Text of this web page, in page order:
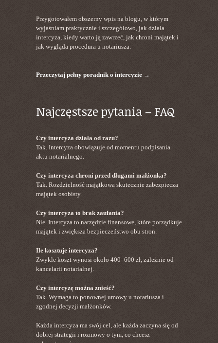
Przygotowałem obszerny wpis na blogu, w którym
wyjaśniam praktycznie i szczegółowo, jak działa
intercyza, kiedy warto ją zawrzeć, jak chroni majątek i
jak wygląda procedura u notariusza.
Przeczytaj pełny poradnik o intercyzie →
Najczęstsze pytania – FAQ
Czy intercyza działa od razu?
Tak. Intercyza obowiązuje od momentu podpisania
aktu notarialnego.
Czy intercyza chroni przed długami małżonka?
Tak. Rozdzielność majątkowa skutecznie zabezpiecza
majątek osobisty.
Czy intercyza to brak zaufania?
Nie. Intercyza to narzędzie finansowe, które porządkuje
majątek i zwiększa bezpieczeństwo obu stron.
Ile kosztuje intercyza?
Zwykle koszt wynosi około 400–600 zł, zależnie od
kancelarii notarialnej.
Czy intercyzę można znieść?
Tak. Wymaga to ponownej umowy u notariusza i
zgodnej decyzji małżonków.
Każda intercyza ma swój cel, ale każda zaczyna się od
dobrej strategii i rozmowy o tym, co chcesz